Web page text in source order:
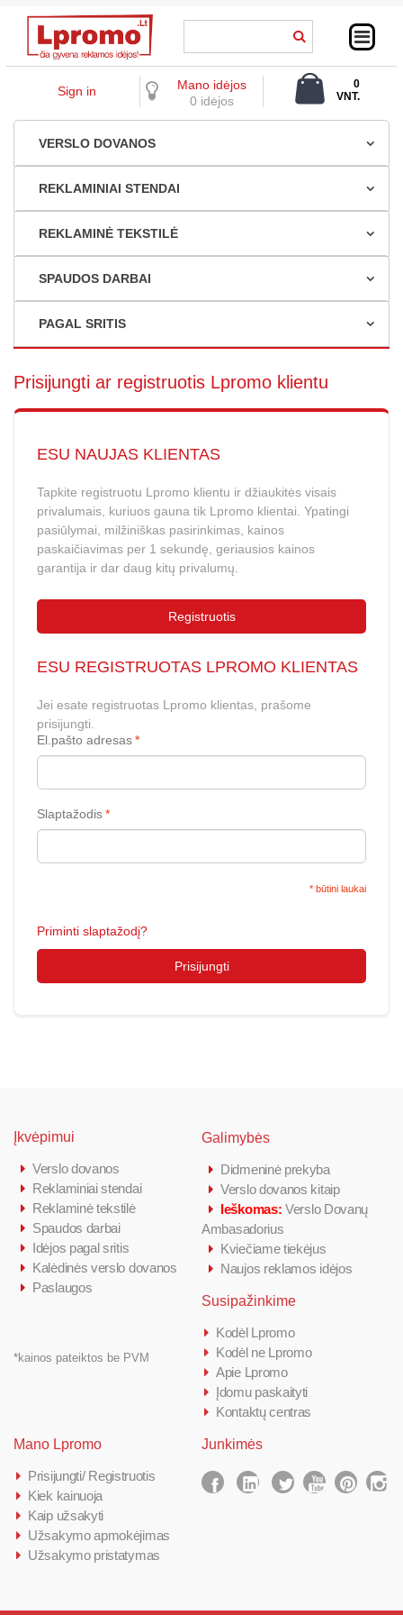
Sign in
Mano idėjos
0 idėjos
0
VNT.
VERSLO DOVANOS
REKLAMINIAI STENDAI
REKLAMINĖ TEKSTILĖ
SPAUDOS DARBAI
PAGAL SRITIS
Prisijungti ar registruotis Lpromo klientu
ESU NAUJAS KLIENTAS
Tapkite registruotu Lpromo klientu ir džiaukitės visais
privalumais, kuriuos gauna tik Lpromo klientai. Ypatingi
pasiūlymai, milžiniškas pasirinkimas, kainos
paskaičiavimas per 1 sekundę, geriausios kainos
garantija ir dar daug kitų privalumų.
Registruotis
ESU REGISTRUOTAS LPROMO KLIENTAS
Jei esate registruotas Lpromo klientas, prašome
prisijungti.
*
El.pašto adresas
*
Slaptažodis
* būtini laukai
Priminti slaptažodį?
Prisijungti
Įkvėpimui
Verslo dovanos
Reklaminiai stendai
Reklaminė tekstilė
Spaudos darbai
Idėjos pagal sritis
Kalėdinės verslo dovanos
Paslaugos
*kainos pateiktos be PVM
Galimybės
Didmeninė prekyba
Verslo dovanos kitaip
Ieškomas: Verslo Dovanų
Ambasadorius
Kviečiame tiekėjus
Naujos reklamos idėjos
Susipažinkime
Kodėl Lpromo
Kodėl ne Lpromo
Apie Lpromo
Įdomu paskaityti
Kontaktų centras
Mano Lpromo
Prisijungti/ Registruotis
Kiek kainuoja
Kaip užsakyti
Užsakymo apmokėjimas
Užsakymo pristatymas
Junkimės